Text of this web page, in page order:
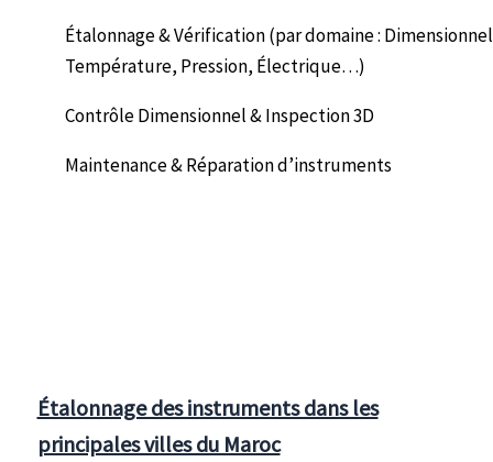
Étalonnage & Vérification (par domaine :
Température, Pression, Électrique…)
Contrôle Dimensionnel & Inspection 3D
Maintenance & Réparation d’instruments
Étalonnage des instruments dans les
principales villes du Maroc